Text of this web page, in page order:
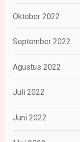
Oktober 2022
September 2022
Agustus 2022
Juli 2022
Juni 2022